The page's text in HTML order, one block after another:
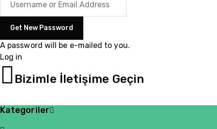
A password will be e-mailed to you.
Log in
Bizimle İletişime Geçin
Kategoriler